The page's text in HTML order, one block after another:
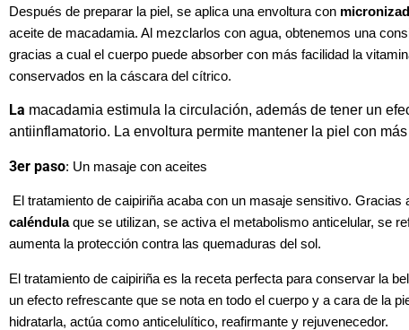
Después de preparar la piel, se aplica una envoltura con
aceite de macadamia. Al mezclarlos con agua, obtenemos una
gracias a cual el cuerpo puede absorber con más facilidad la
conservados en la cáscara del cítrico.
La macadamia estimula la circulación, además de tener un
antiinflamatorio. La envoltura permite mantener la piel con
3er paso: Un masaje con aceites
El tratamiento de caipiriña acaba con un masaje sensitivo. Gracias
caléndulaque se utilizan, se activa el metabolismo anticelular, se
aumenta la protección contra las quemaduras del sol.
El tratamiento de caipiriña es la receta perfecta para conservar la
un efecto refrescante que se nota en todo el cuerpo y a cara de la
hidratarla, actúa como anticelulítico, reafirmante y rejuvenecedor.